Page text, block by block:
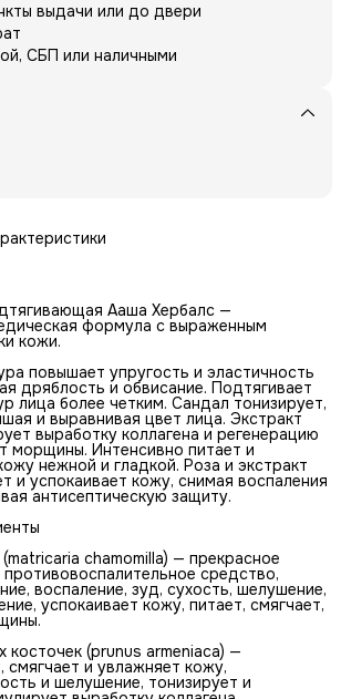
выдачи или до двери
СБП или наличными
Ааша Хербалс —
формула с выраженным
кожи.
повышает упругость и эластичность
дряблость и обвисание. Подтягивает
лица более четким. Сандал тонизирует,
и выравнивая цвет лица. Экстракт
выработку коллагена и регенерацию
морщины. Интенсивно питает и
нежной и гладкой. Роза и экстракт
и успокаивает кожу, снимая воспаления
антисептическую защиту.
chamomilla) — прекрасное
противовоспалительное средство,
воспаление, зуд, сухость, шелушение,
успокаивает кожу, питает, смягчает,
косточек (prunus armeniaca) —
смягчает и увлажняет кожу,
и шелушение, тонизирует и